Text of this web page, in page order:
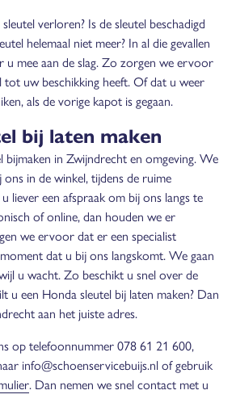
verloren? Is de sleutel beschadigd
helemaal niet meer? In al die gevallen
u mee aan de slag. Zo zorgen we ervoor
tot uw beschikking heeft. Of dat u weer
als de vorige kapot is gegaan.
bij laten maken
bijmaken in Zwijndrecht en omgeving. We
in de winkel, tijdens de ruime
liever een afspraak om bij ons langs te
of online, dan houden we er
we ervoor dat er een specialist
dat u bij ons langskomt. We gaan
u wacht. Zo beschikt u snel over de
u een Honda sleutel bij laten maken? Dan
aan het juiste adres.
op telefoonnummer 078 61 21 600,
info@schoenservicebuijs.nl of gebruik
. Dan nemen we snel contact met u